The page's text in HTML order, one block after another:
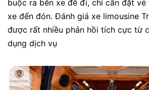
buộc ra bến xe để đi, chỉ cần đặt
xe đến đón.Đánh giá xe limousine
được rất nhiều phản hồi tích cực từ
dụng dịch vụ